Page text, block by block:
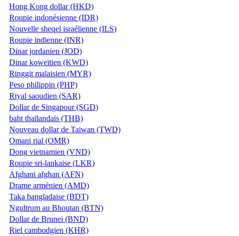
Hong Kong dollar (HKD)
Roupie indonésienne (IDR)
Nouvelle sheqel israélienne (ILS)
Roupie indienne (INR)
Dinar jordanien (JOD)
Dinar koweïtien (KWD)
Ringgit malaisien (MYR)
Peso philippin (PHP)
Riyal saoudien (SAR)
Dollar de Singapour (SGD)
baht thaïlandais (THB)
Nouveau dollar de Taiwan (TWD)
Omani rial (OMR)
Dong vietnamien (VND)
Roupie sri-lankaise (LKR)
Afghani afghan (AFN)
Drame arménien (AMD)
Taka bangladaise (BDT)
Ngultrum au Bhoutan (BTN)
Dollar de Brunei (BND)
Riel cambodgien (KHR)